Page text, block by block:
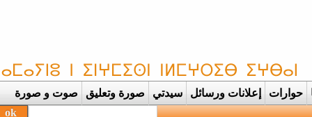
حوارات إعلانات ورسائل سيدتي صورة وتعليق صوت و صورة